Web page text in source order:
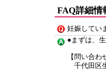
FAQ詳細情
妊娠してい
●まずは、
【問い合わ
千代田区